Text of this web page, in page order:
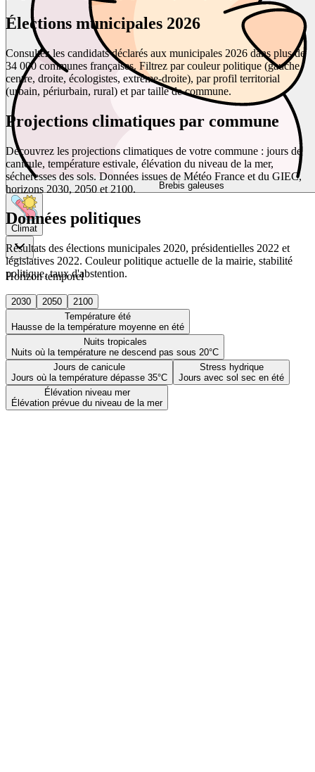
Brebis galeuses
Climat
Horizon temporel
2030 2050
2100
Température été
Hausse de la température moyenne en été
Nuits tropicales
Nuits où la température ne descend pas sous 20°C
Jours de canicule
Jours où la température dépasse 35°C
Stress hydrique
Jours avec sol sec en été
Élévation niveau mer
Élévation prévue du niveau de la mer
Élections municipales 2026
Consultez les candidats déclarés aux municipales 2026 dans plus de
34 000 communes françaises. Filtrez par couleur politique (gauche,
centre, droite, écologistes, extrême-droite), par profil territorial
(urbain, périurbain, rural) et par taille de commune.
Projections climatiques par commune
Découvrez les projections climatiques de votre commune : jours de
canicule, température estivale, élévation du niveau de la mer,
sécheresses des sols. Données issues de Météo France et du GIEC,
horizons 2030, 2050 et 2100.
Données politiques
Résultats des élections municipales 2020, présidentielles 2022 et
législatives 2022. Couleur politique actuelle de la mairie, stabilité
politique, taux d'abstention.